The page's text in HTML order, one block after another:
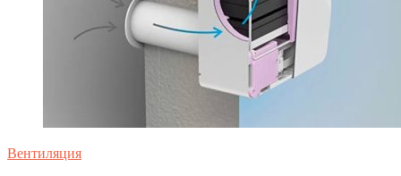
Вентиляция